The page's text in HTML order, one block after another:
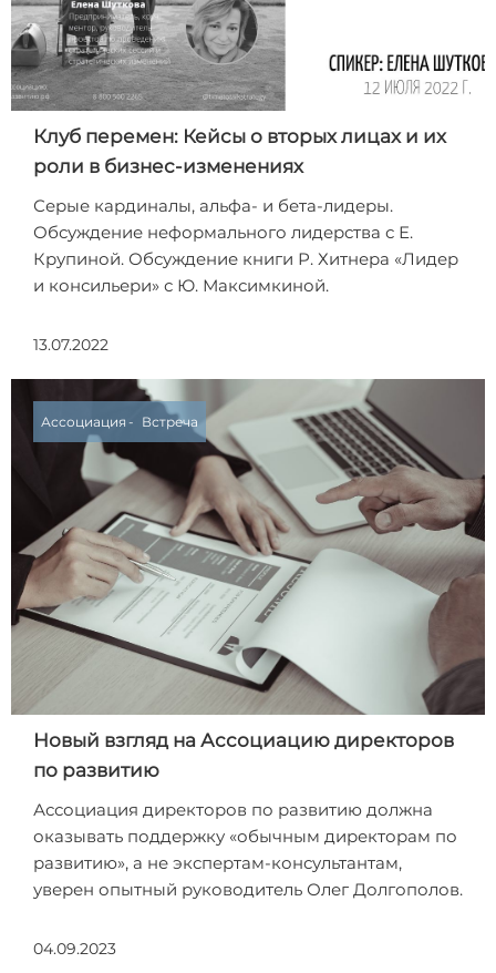
Клуб перемен: Кейсы о вторых лицах и их
роли в бизнес-изменениях
Серые кардиналы, альфа- и бета-лидеры.
Обсуждение неформального лидерства с Е.
Крупиной. Обсуждение книги Р. Хитнера «Лидер
и консильери» с Ю. Максимкиной.
13.07.2022
Ассоциация Встреча
Новый взгляд на Ассоциацию директоров
по развитию
Ассоциация директоров по развитию должна
оказывать поддержку «обычным директорам по
развитию», а не экспертам-консультантам,
уверен опытный руководитель Олег Долгополов.
04.09.2023